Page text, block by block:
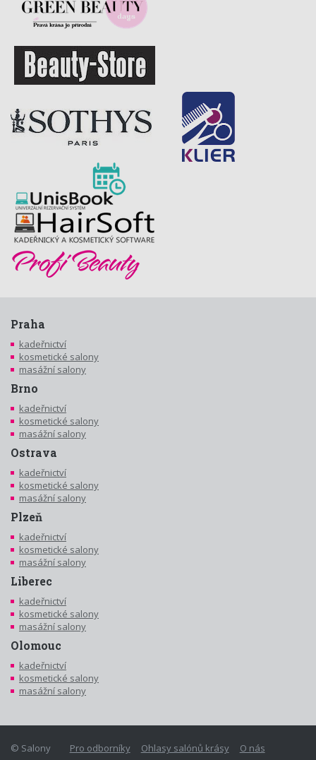
Praha
kadeřnictví
kosmetické salony
masážní salony
Brno
kadeřnictví
kosmetické salony
masážní salony
Ostrava
kadeřnictví
kosmetické salony
masážní salony
Plzeň
kadeřnictví
kosmetické salony
masážní salony
Liberec
kadeřnictví
kosmetické salony
masážní salony
Olomouc
kadeřnictví
kosmetické salony
masážní salony
Pro odborníky Ohlasy salónů krásy O nás
© Salony